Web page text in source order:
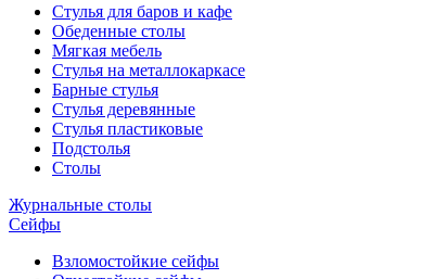
Стулья для баров и кафе
Обеденные столы
Мягкая мебель
Стулья на металлокаркасе
Барные стулья
Стулья деревянные
Стулья пластиковые
Подстолья
Столы
Журнальные столы
Сейфы
Взломостойкие сейфы